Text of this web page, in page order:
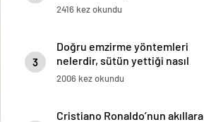
2416 kez okundu
3
Doğru emzirme yöntemleri
nelerdir, sütün yettiği nasıl
anlaşılır?
2006 kez okundu
Cristiano Ronaldo’nun akıllara